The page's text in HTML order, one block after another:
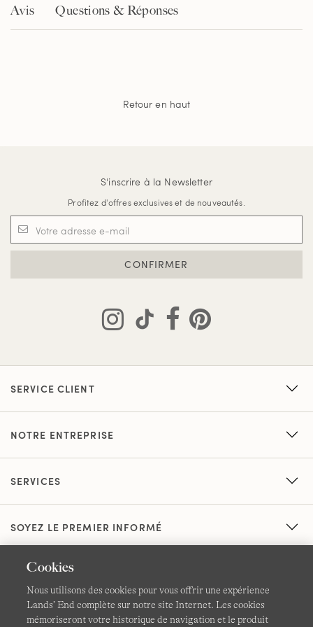
Avis Questions & Réponses
Retour en haut
S'inscrire à la Newsletter
Profitez d'offres exclusives et de nouveautés.
CONFIRMER
SERVICE CLIENT
NOTRE ENTREPRISE
SERVICES
SOYEZ LE PREMIER INFORMÉ
Cookies
Nous utilisons des cookies pour vous offrir une expérience
Lands’ End complète sur notre site Internet. Les cookies
mémoriseront votre historique de navigation et le produit